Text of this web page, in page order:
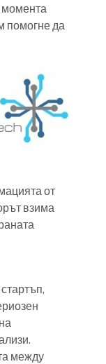
момента
помогне да
от
взима
между